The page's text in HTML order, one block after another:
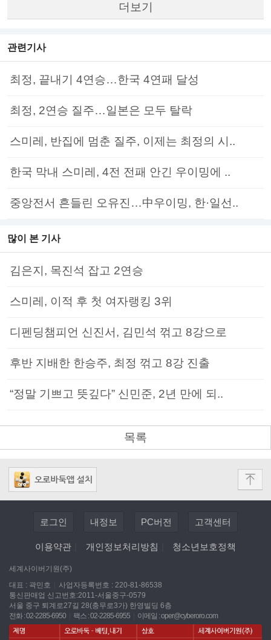
더보기
관련기사
최정, 끝내기 4연승…한국 4연패 달성
최정, 2연승 질주…일본은 모두 탈락
스미레, 반집에 멈춘 질주, 이제는 최정의 시..
한국 막내 스미레, 4전 전패 안긴 우이밍에 ..
중앙전서 흔들린 오유진…中우이밍, 한·일선..
많이 본 기사
김은지, 목진석 잡고 2연승
스미레, 이적 후 첫 여자랭킹 3위
디펜딩챔피언 신진서, 김민석 꺾고 8강으로
후반 지배한 한승주, 최정 꺾고 8강 진출
“정말 기쁘고 뜻깊다” 신민준, 2년 만에 되..
목록
로그인 내정보 PC버전 고객센터
이용약관 개인정보처리방침 청소년보호정책
세계사이버기원(주)
대표 : 곽민호
사업자등록번호 : 220-81-86538
통신판매업 신고번호:2011-서울중구-0579
서울 중구 퇴계로27길 28(충무로3가) 한영빌딩 6층
전화 : 02-2285-6950
팩스 : 02-2285-6955 이메일 :oper@cyberoro.com